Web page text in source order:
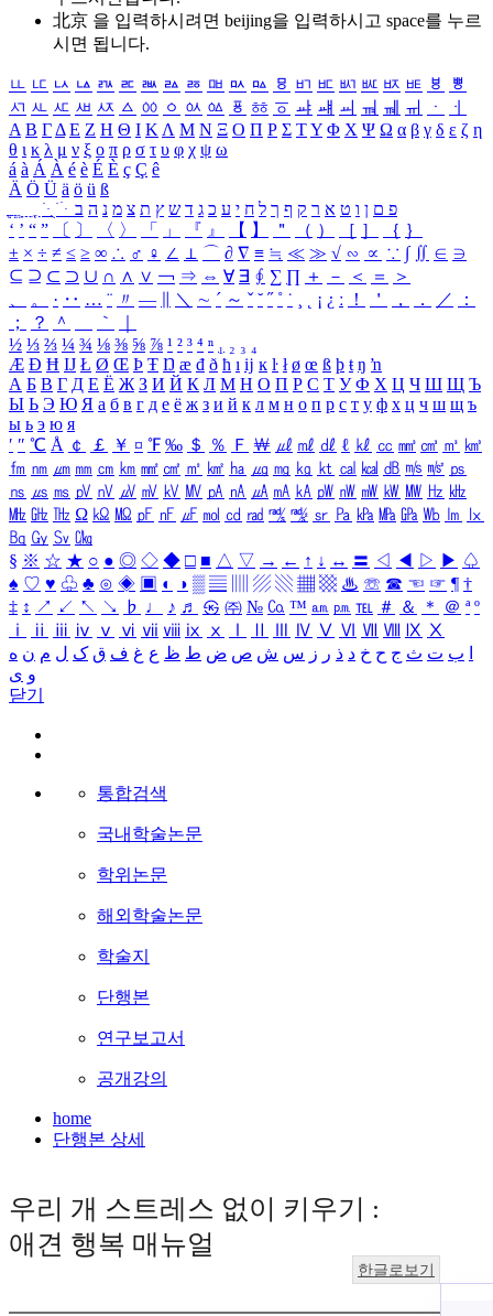
北京 을 입력하시려면 beijing을 입력하시고 space를 누르
시면 됩니다.
ㅥ ㅦ ㅧ ㅨ ㅩ ㅪ ㅫ ㅬ ㅭ ㅮ ㅯ ㅰ ㅱ ㅲ ㅳ ㅴ ㅵ ㅶ ㅷ ㅸ
ㅹ
ㅺ ㅻ ㅼ ㅽ ㅾ ㅿ ㆀ ㆁ ㆂ ㆃ ㆄ ㆅ ㆆ ㆇ ㆈ ㆉ ㆊ ㆋ ㆌ ㆍ
ㆎ
Α Β ΓΔ Ε Ζ Η Θ Ι ΚΛ Μ Ν Ξ Ο Π Ρ Σ ΤΥ Φ Χ Ψ Ω α β γ δ ε ζ η
θ ι κ λ μ ν ξ ο π ρ σ τ υ φ χ ψ ω
á à Á À é è É È ç Ç ê
Ä Ö Ü ä ö ü ß
ִֶֹ ֻּ ׁׂ פ ם ן ו ט א ר ק ף ך ל ח י ע כ ג ד ש ץ ת צ מ נ ה ב
‘ ’ “ ” 〔 〕 〈 〉 「 」 『 』 【 】 ＂ （ ） ［ ］ ｛ ｝
± × ÷ ≠ ≤ ≥ ∞ ∴ ♂ ♀ ∠ ⊥ ⌒ ∂ ∇ ≡ ≒ ≪ ≫ √ ∽ ∝ ∵ ∫ ∬ ∈ ∋
⊆ ⊇ ⊂ ⊃ ∪ ∩ ∧ ∨ ￢ ⇒ ⇔ ∀ ∃ ∮ ∑ ∏ ＋ － ＜ ＝
＞
、
。 · ‥ … ¨ 〃 ― ＼ ∼ ´ ～ ˇ ˘ ˝ ˚ ˙ ¸ ¡ ¿ ː ！ ＇ ， ． ／
：
；
？ ＾ ｀
½ ⅓ ⅔ ¼ ¾ ⅛ ⅜ ⅝ ⅞ ¹ ² ³ ⁴ ⁿ ₁ ₂ ₃ ₄
Æ Ð Ħ Ĳ Ł Ø Œ Þ Ŧ Ŋ æ đ ð ħ ı ĳ ĸ ŀ ł ø œ ß þ ŧ ŋ ŉ
А Б В Г Д Е Ё Ж З И Й К Л М Н О П Р С Т У Ф Х Ц Ч Ш Щ Ъ
Ы Ь Э Ю Я а б в г д е ё ж з и й к л м н о п р с т у ф х ц ч ш щ ъ
ы ь э ю я
′ ″ ℃ Å ￠ ￡ ￥ ¤ ℉ ‰ ＄ ％ Ｆ ￦ ㎕ ㎖ ㎗ ℓ ㎘ ㏄ ㎣ ㎤ ㎥ ㎦
㎙ ㎚ ㎛ ㎜ ㎝ ㎞ ㎟ ㎠ ㎡ ㎢ ㏊ ㎍ ㎎ ㎏ ㏏ ㎈ ㎉ ㏈ ㎧ ㎨ ㎰
㎱ ㎲ ㎳ ㎴ ㎵ ㎶ ㎷ ㎸ ㎹ ㎀ ㎁ ㎂ ㎃ ㎄ ㎺ ㎻ ㎽ ㎾ ㎿ ㎐ ㎑
㎒ ㎓ ㎔ Ω ㏀ ㏁ ㎊ ㎋ ㎌ ㏖ ㏅ ㎭ ㎮ ㎯ ㏛ ㎩ ㎪ ㎫ ㎬ ㏝ ㏐
㏓
㏃ ㏉ ㏜ ㏆
§ ※ ☆ ★ ○ ● ◎ ◇ ◆ □ ■ △ ▽ → ← ↑ ↓ ↔ 〓 ◁ ◀ ▷ ▶ ♤
♠ ♡ ♥ ♧ ♣ ⊙ ◈ ▣ ◐ ◑ ▒ ▤ ▨ ▧ ▦ ▩ ♨ ☏ ☎ ☜ ☞ ¶ †
‡ ↕ ↗ ↙ ↖ ↘ ♭ ♩ ♪ ♬ ㉿ ㈜ № ㏇ ™ ㏂ ㏘ ℡ ＃ ＆ ＊ ＠ ª º
ⅰ
ⅱ ⅲ ⅳ ⅴ ⅵ ⅶ ⅷ ⅸ ⅹ Ⅳ Ⅴ Ⅵ Ⅶ Ⅷ Ⅸ Ⅹ
ب ت ث ج ح خ د ذ ر ز س ش ص ض ط ظ ع غ ف ق ک ل م ن ه
و ی
닫기
통합검색
국내학술논문
학위논문
해외학술논문
학술지
단행본
연구보고서
공개강의
home
단행본 상세
우리 개 스트레스 없이 키우기 :
애견 행복 매뉴얼
한글로보기